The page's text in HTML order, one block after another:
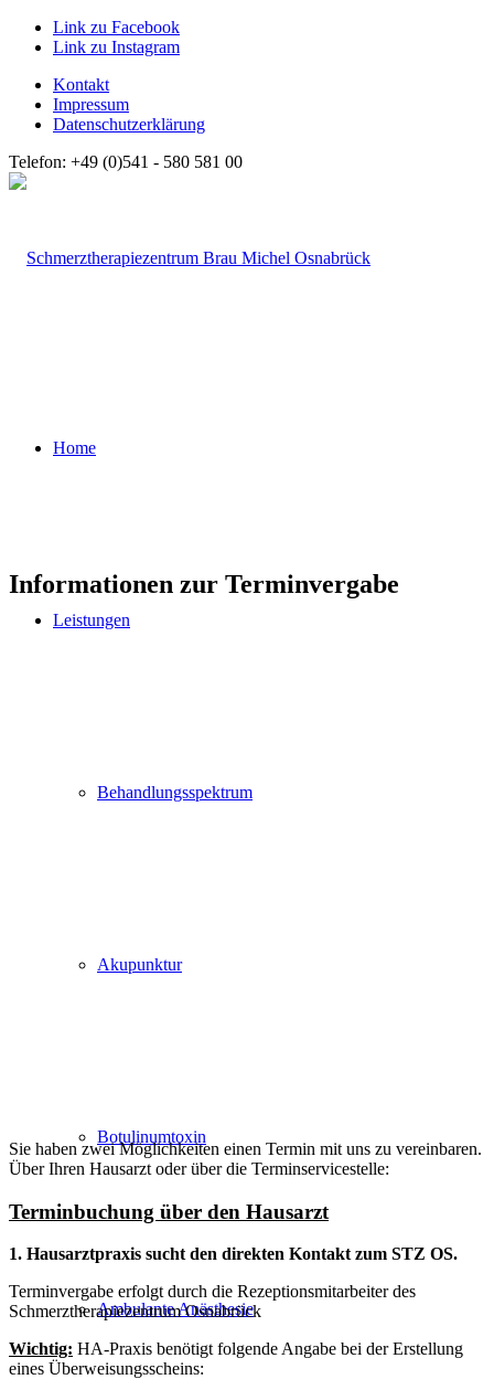
Link zu Facebook
Link zu Instagram
Kontakt
Impressum
Datenschutzerklärung
Telefon: +49 (0)541 - 580 581 00
Home
Leistungen
Behandlungsspektrum
Akupunktur
Botulinumtoxin
Ambulante Anästhesie
Informationen zur Terminvergabe
Sie haben zwei Möglichkeiten einen Termin mit uns zu vereinbaren.
Über Ihren Hausarzt oder über die Terminservicestelle:
Terminbuchung über den Hausarzt
1. Hausarztpraxis sucht den direkten Kontakt zum STZ OS.
Terminvergabe erfolgt durch die Rezeptionsmitarbeiter des
Schmerztherapiezentrum Osnabrück
Wichtig: HA-Praxis benötigt folgende Angabe bei der Erstellung
eines Überweisungsscheins: